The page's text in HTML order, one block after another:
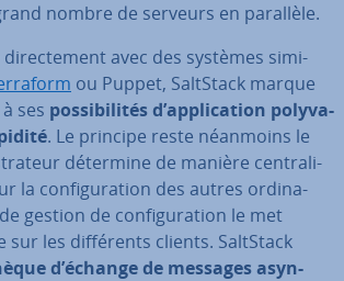
nombre de serveurs en parallèle.
di­rec­te­ment avec des systèmes si­mi­
ou Puppet, SaltStack marque
ses pos­si­bi­li­tés d’ap­pli­ca­tion po­ly­va­
. Le principe reste néanmoins le
détermine de manière cen­tra­li­
la con­fi­gu­ra­tion des autres or­di­na­
gestion de con­fi­gu­ra­tion le met
les dif­fé­rents clients. SaltStack
d’échange de messages asyn­